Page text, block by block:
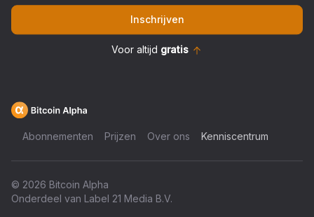
Inschrijven
Voor altijd gratis
Abonnementen Prijzen Over ons Kenniscentrum
© 2026 Bitcoin Alpha
Onderdeel van Label 21 Media B.V.